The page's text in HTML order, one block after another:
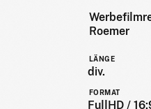
Roemer
LÄNGE
div.
FORMAT
FullHD /